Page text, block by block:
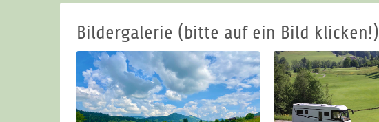
Bildergalerie (bitte auf ein Bild klicken!)